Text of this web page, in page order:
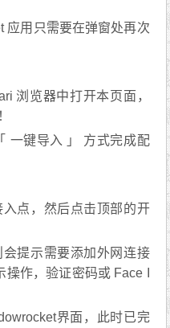
应用只需要在弹窗处再次
浏览器中打开本页面，
一键导入 」 方式完成配
点，然后点击顶部的开
提示需要添加外网连接
作，验证密码或 Face I
界面，此时已完